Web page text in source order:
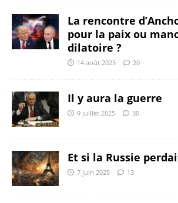
La rencontre
pour la paix ou
dilatoire ?
14 août 2025 20
Il y aura la guerre
9 juillet 2025 30
Et si la Russie
7 juin 2025 13